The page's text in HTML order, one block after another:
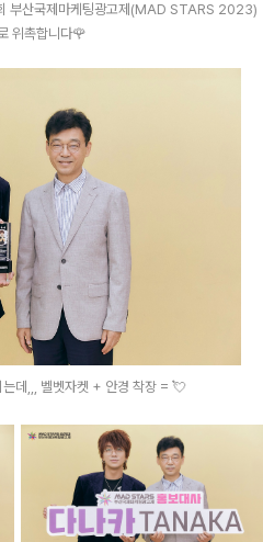
부산국제마케팅광고제(MAD STARS 2023)
위촉합니다🌹
는데,,, 벨벳자켓 + 안경 착장 = 💘